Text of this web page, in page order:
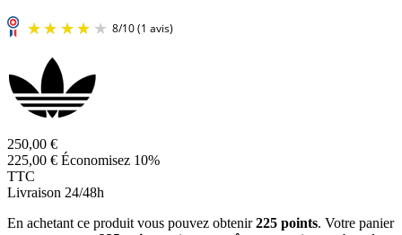
250,00 €
225,00 € Économisez 10%
TTC
Livraison 24/48h
En achetant ce produit vous pouvez obtenir225 points. Votre panier